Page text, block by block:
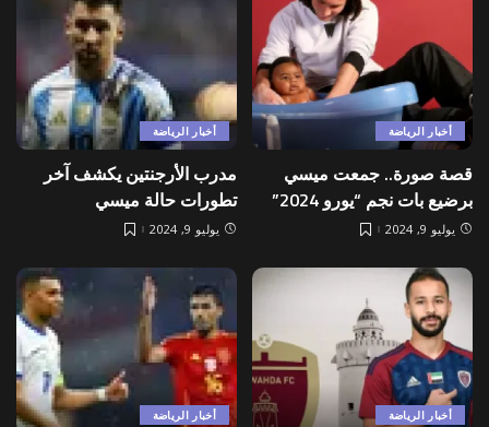
أخبار الرياضة
قصة صورة.. جمعت ميسي
برضيع بات نجم “يورو 2024”
يوليو 9, 2024
أخبار الرياضة
مدرب الأرجنتين يكشف آخر
تطورات حالة ميسي
يوليو 9, 2024
أخبار الرياضة أخبار الرياضة